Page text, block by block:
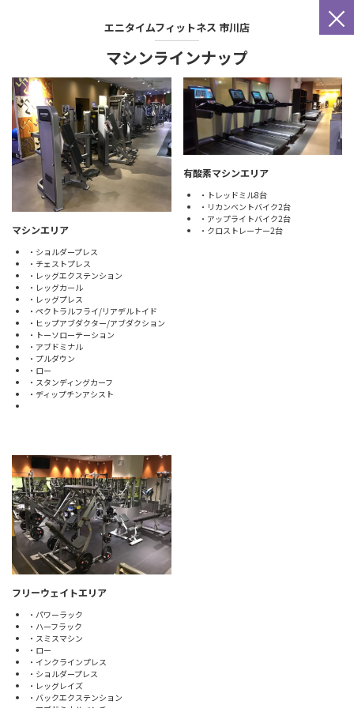
×
エニタイムフィットネス 市川店
マシンラインナップ
マシンエリア
・ショルダープレス
・チェストプレス
・レッグエクステンション
・レッグカール
・レッグプレス
・ペクトラルフライ/リアデルトイド
・ヒップアブダクター/アブダクション
・トーソローテーション
・アブドミナル
・プルダウン
・ロー
・スタンディングカーフ
・ディップチンアシスト
有酸素マシンエリア
・トレッドミル8台
・リカンベントバイク2台
・アップライトバイク2台
・クロストレーナー2台
フリーウェイトエリア
・パワーラック
・ハーフラック
・スミスマシン
・ロー
・インクラインプレス
・ショルダープレス
・レッグレイズ
・バックエクステンション